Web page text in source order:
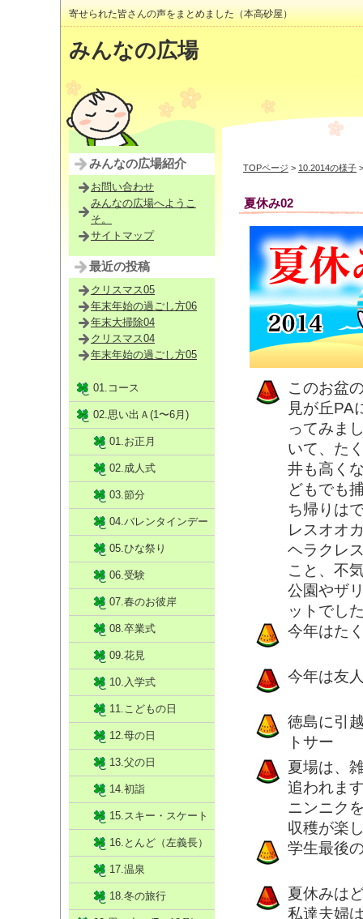
寄せられた皆さんの声をまとめました（本高砂屋）
みんなの広場
TOPページ > 10.2014の様子
夏休み02
このお盆
見が丘PA
ってみま
いて、た
井も高く
どもでも
ち帰りは
レスオオ
ヘラクレ
こと、不
公園やザ
ットでし
今年はた
今年は友
徳島に引
トサー
夏場は、
追われま
ニンニク
収穫が楽
学生最後
夏休みは
私達夫婦
みんなの広場紹介
お問い合わせ
みんなの広場へようこ
そ。
サイトマップ
最近の投稿
クリスマス05
年末年始の過ごし方06
年末大掃除04
クリスマス04
年末年始の過ごし方05
01.コース
02.思い出Ａ(1〜6月)
01.お正月
02.成人式
03.節分
04.バレンタインデー
05.ひな祭り
06.受験
07.春のお彼岸
08.卒業式
09.花見
10.入学式
11.こどもの日
12.母の日
13.父の日
14.初詣
15.スキー・スケート
16.とんど（左義長）
17.温泉
18.冬の旅行